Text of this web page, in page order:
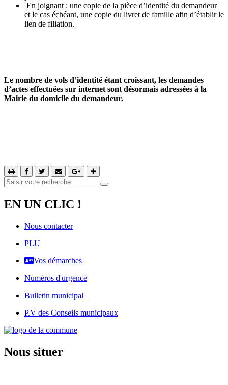
En joignant : une copie de la pièce d’identité du demandeur
et le cas échéant, une copie du livret de famille afin d’établir le
lien de filiation.
Le nombre de vols d’identité étant croissant, les demandes
d’actes effectuées sur internet sont désormais adressées à la
Mairie du domicile du demandeur.
EN UN CLIC !
Nous contacter
PLU
Vos démarches
Numéros d'urgence
Bulletin municipal
P.V des Conseils municipaux
Nous situer